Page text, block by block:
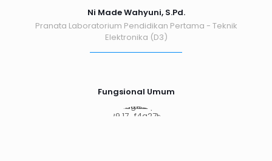
Ni Made Wahyuni, S.Pd.
Pranata Laboratorium Pendidikan Pertama - Teknik
Elektronika (D3)
Fungsional Umum